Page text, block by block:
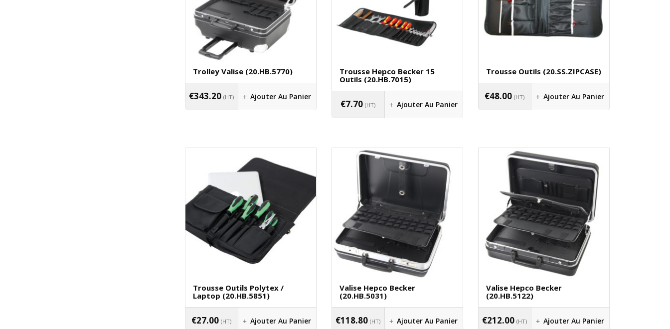
Trolley Valise (20.HB.5770)
€343.20 (HT) Ajouter Au Panier
Trousse Hepco Becker 15
Outils (20.HB.7015)
€7.70 (HT) Ajouter Au Panier
Trousse Outils (20.SS.ZIPCASE)
€48.00 (HT) Ajouter Au Panier
Trousse Outils Polytex /
Laptop (20.HB.5851)
€27.00 (HT) Ajouter Au Panier
Valise Hepco Becker
(20.HB.5031)
€118.80 (HT) Ajouter Au Panier
Valise Hepco Becker
(20.HB.5122)
€212.00 (HT) Ajouter Au Panier